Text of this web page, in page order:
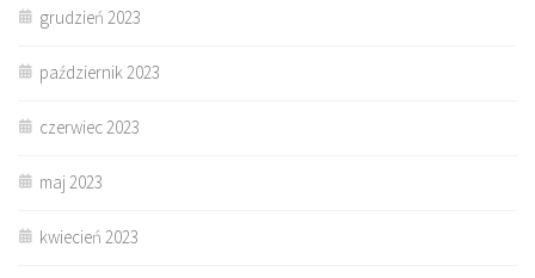
grudzień 2023
październik 2023
czerwiec 2023
maj 2023
kwiecień 2023